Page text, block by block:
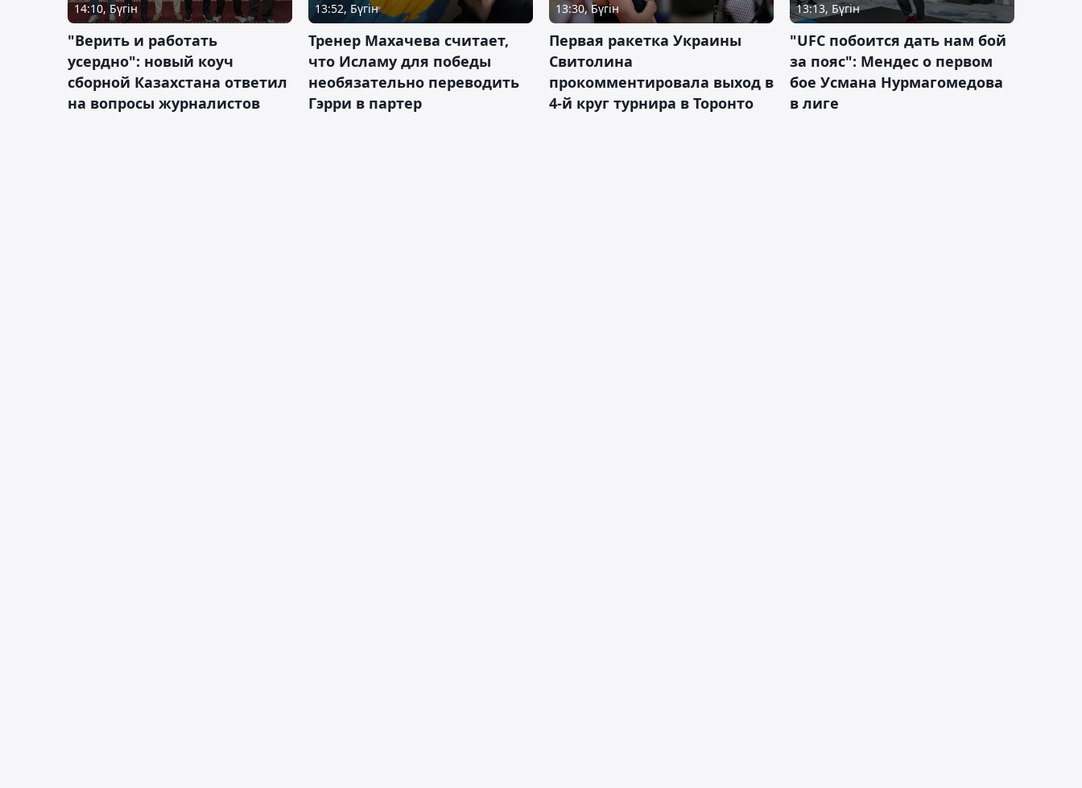
14:10, Бүгін
"Верить и работать
усердно": новый коуч
сборной Казахстана ответил
на вопросы журналистов
13:52, Бүгін
Тренер Махачева считает,
что Исламу для победы
необязательно переводить
Гэрри в партер
13:30, Бүгін
Первая ракетка Украины
Свитолина
прокомментировала выход в
4-й круг турнира в Торонто
13:13, Бүгін
"UFC побоится дать нам бой
за пояс": Мендес о первом
бое Усмана Нурмагомедова
в лиге